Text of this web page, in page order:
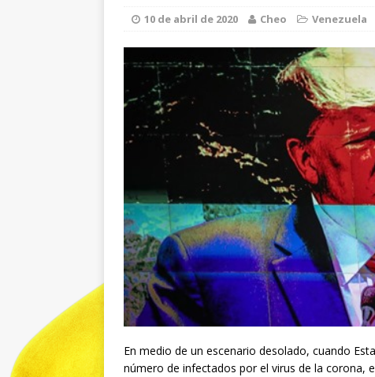
10 de abril de 2020 Cheo Venezuela
En medio de un escenario desolado, cuando
número de infectados por el virus de la corona,